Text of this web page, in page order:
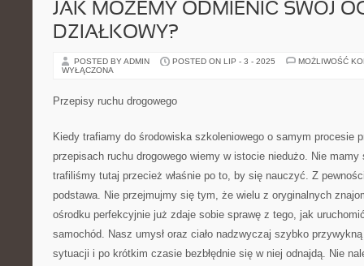
JAK MOŻEMY ODMIENIĆ SWÓJ
DZIAŁKOWY?
POSTED BY ADMIN POSTED ON LIP - 3 - 2025
MOŻLIWOŚĆ
WYŁĄCZONA
Przepisy ruchu drogowego
Kiedy trafiamy do środowiska szkoleniowego o samym procesie
przepisach ruchu drogowego wiemy w istocie niedużo. Nie
trafiliśmy tutaj przecież właśnie po to, by się nauczyć. Z
podstawa. Nie przejmujmy się tym, że wielu z oryginalnych
ośrodku perfekcyjnie już zdaje sobie sprawę z tego, jak
samochód. Nasz umysł oraz ciało nadzwyczaj szybko
sytuacji i po krótkim czasie bezbłędnie się w niej odnajdą. Nie